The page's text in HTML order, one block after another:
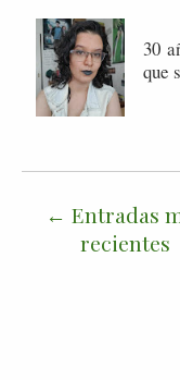
30
que
Entradas
recientes